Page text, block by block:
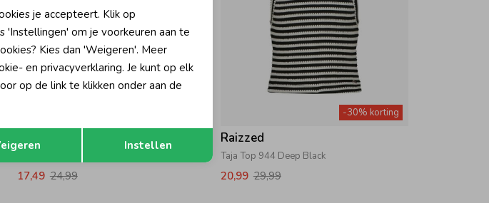
17,49 24,99
-30% korting
Raizzed
Taja Top 944 Deep Black
20,99 29,99
Opslaan
je accepteert. Klik op
'Instellingen' om je voorkeuren aan te
Kies dan 'Weigeren'. Meer
en privacyverklaring. Je kunt op elk
op de link te klikken onder aan de
Instellen